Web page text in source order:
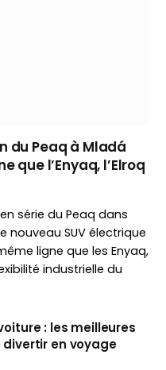
du Peaq à Mladá
que l’Enyaq, l’Elroq
série du Peaq dans
nouveau SUV électrique
ligne que les Enyaq,
industrielle du
: les meilleures
en voyage